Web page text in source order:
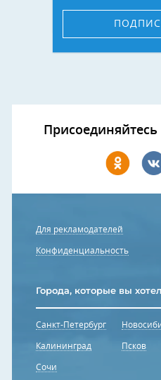
Присоединяйтесь
Для рекламодателей
Конфиденциальность
Города, которые вы
Санкт-Петербург
Калининград
Сочи
Псков